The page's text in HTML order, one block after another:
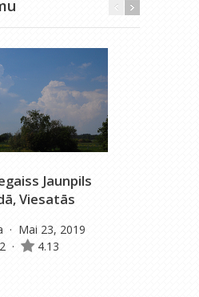
Jaunpils
Viesatās
· Mai 23, 2019
2 · 4.13